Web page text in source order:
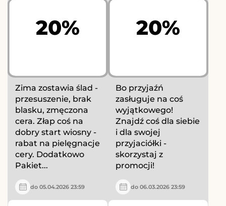
20%
Zima zostawia ślad -
przesuszenie, brak
blasku, zmęczona
cera. Złap coś na
dobry start wiosny -
rabat na pielęgnacje
cery. Dodatkowo
Pakiet...
do 05.04.2026 23:59
20%
Bo przyjaźń
zasługuje na coś
wyjątkowego!
Znajdź coś dla siebie
i dla swojej
przyjaciółki -
skorzystaj z
promocji!
do 06.03.2026 23:59